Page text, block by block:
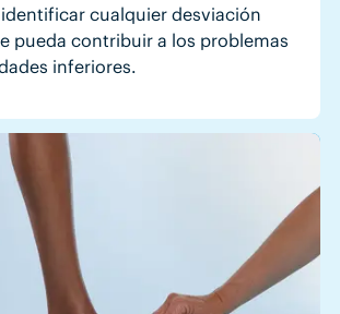
cualquier desviación
pueda contribuir a los problemas
inferiores.